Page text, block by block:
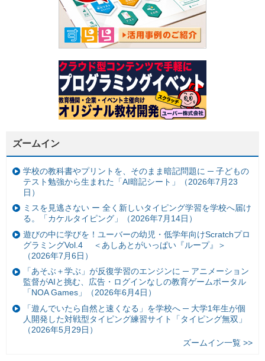
ズームイン
学校の教科書やプリントを、そのまま暗記問題に ─ 子どもの
テスト勉強から生まれた「AI暗記シート」（2026年7月23
日）
ミスを見逃さない ー 全く新しいタイピング学習を学校へ届け
る。「カケルタイピング」（2026年7月14日）
遊びの中に学びを！ユーバーの幼児・低学年向けScratchプロ
グラミングVol.4 ＜あしあとがいっぱい『ループ』＞
（2026年7月6日）
「あそぶ＋学ぶ」が反復学習のエンジンに ─ アニメーション
監督がAIと挑む、広告・ログインなしの教育ゲームポータル
「NOA Games」（2026年6月4日）
「遊んでいたら自然と速くなる」を学校へ ─ 大学1年生が個
人開発した対戦型タイピング練習サイト「タイピング無双」
（2026年5月29日）
ズームイン一覧 >>